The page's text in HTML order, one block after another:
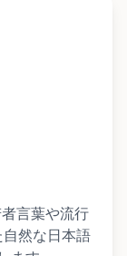
言葉や流行
然な日本語